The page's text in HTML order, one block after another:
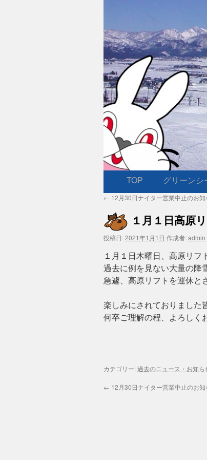
ン
テ
ン
ツ
へ
キ
TOP グリーンシ
← 12月30日ナイター営業中止のお知
１月１日高原
投稿日:2021年1月1日 作成者:admin
１月１日木曜日、高原リフ
過去に例を見ない大量の降
急遽、高原リフトを運休と
楽しみにされておりました
何卒ご理解の程、よろしく
カテゴリー:過去のニュース・お知ら
← 12月30日ナイター営業中止のお知